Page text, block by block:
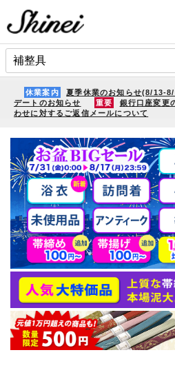
休業案内 夏季休業のお知らせ(8/13-
デートのお知らせ
重要 銀行口座変更
わせに対するご返信メールについて